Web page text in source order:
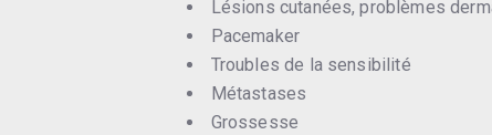
Lésions cutanées, problèmes
Pacemaker
Troubles de la sensibilité
Métastases
Grossesse